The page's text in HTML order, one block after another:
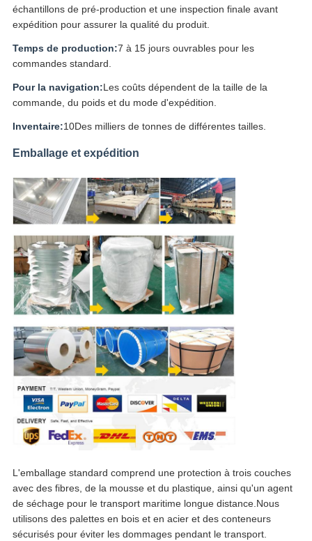
échantillons de pré-production et une inspection finale avant
expédition pour assurer la qualité du produit.
Temps de production:7 à 15 jours ouvrables pour les
commandes standard.
Pour la navigation:Les coûts dépendent de la taille de la
commande, du poids et du mode d'expédition.
Inventaire:10Des milliers de tonnes de différentes tailles.
Emballage et expédition
L'emballage standard comprend une protection à trois couches
avec des fibres, de la mousse et du plastique, ainsi qu'un agent
de séchage pour le transport maritime longue distance.Nous
utilisons des palettes en bois et en acier et des conteneurs
sécurisés pour éviter les dommages pendant le transport.